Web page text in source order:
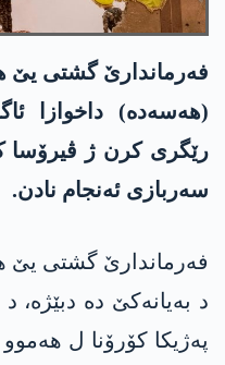
فەرماندارێ گشتی یێ
(هەسەدە) داخوازا
رێگری کرن ژ ڤیرۆسا
سەربازی ئەنجام نادن.
فەرماندارێ گشتی یێ
د بەیانەکێ دە دبێژە،
پەژیکا کۆرۆنا ل